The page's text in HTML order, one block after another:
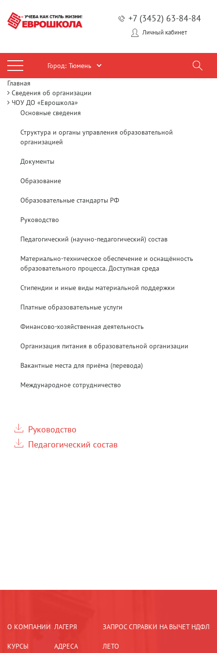
+7 (3452) 63-84-84
Личный кабинет
Город: Тюмень
Главная
Сведения об организации
ЧОУ ДО «Еврошкола»
Основные сведения
Структура и органы управления образовательной
организацией
Документы
Образование
Образовательные стандарты РФ
Руководство
Педагогический (научно-педагогический) состав
Материально-техническое обеспечение и оснащённость
образовательного процесса. Доступная среда
Стипендии и иные виды материальной поддержки
Платные образовательные услуги
Финансово-хозяйственная деятельность
Организация питания в образовательной организации
Вакантные места для приёма (перевода)
Международное сотрудничество
Руководство
Педагогический состав
О КОМПАНИИ
КУРСЫ
ЛАГЕРЯ
АДРЕСА
ЗАПРОС СПРАВКИ НА ВЫЧЕТ НДФЛ
ЛЕТО